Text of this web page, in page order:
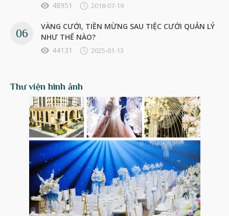
48951
2018-07-19
VÀNG CƯỚI, TIỀN MỪNG SAU TIỆC CƯỚI QUẢN LÝ
NHƯ THẾ NÀO?
44131
2025-01-13
Thư viện hình ảnh